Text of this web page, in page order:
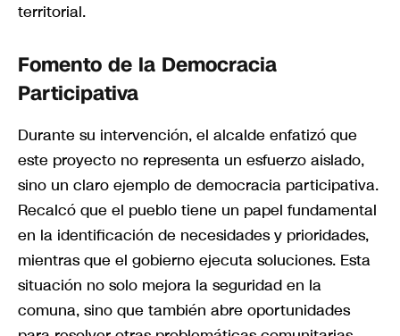
territorial.
Fomento de la Democracia
Participativa
Durante su intervención, el alcalde enfatizó que
este proyecto no representa un esfuerzo aislado,
sino un claro ejemplo de democracia participativa.
Recalcó que el pueblo tiene un papel fundamental
en la identificación de necesidades y prioridades,
mientras que el gobierno ejecuta soluciones. Esta
situación no solo mejora la seguridad en la
comuna, sino que también abre oportunidades